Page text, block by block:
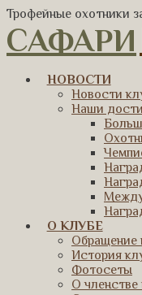
Трофейные охотники
САФАРИ
НОВОСТИ
Новости
Наши
О КЛУБЕ
Обращение
История
Фотосеты
О членстве